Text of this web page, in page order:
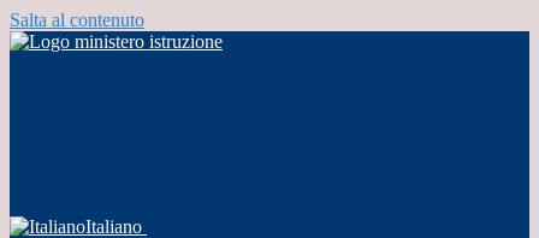
Salta al contenuto
Italiano